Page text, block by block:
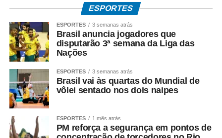
Em manifestações públicas, o ex-governador afirma que
respaldo técnico e jurídico, e sustenta que a investigação
esclarecerá a regularidade dos atos praticados durante
sua gestão. Mendes também atribui as acusações ao
*Investigação continua*
A Polícia Federal prossegue com a coleta de provas e a
Operação Heritage.
ESPORTES
ESPORTES 3 semanas atrás
Brasil anuncia jogadores que
disputarão 3ª semana da Liga das
Nações
ESPORTES 3 semanas atrás
Brasil vai às quartas do Mundial de
vôlei sentado nos dois naipes
ESPORTES 1 mês atrás
PM reforça a segurança em pontos de